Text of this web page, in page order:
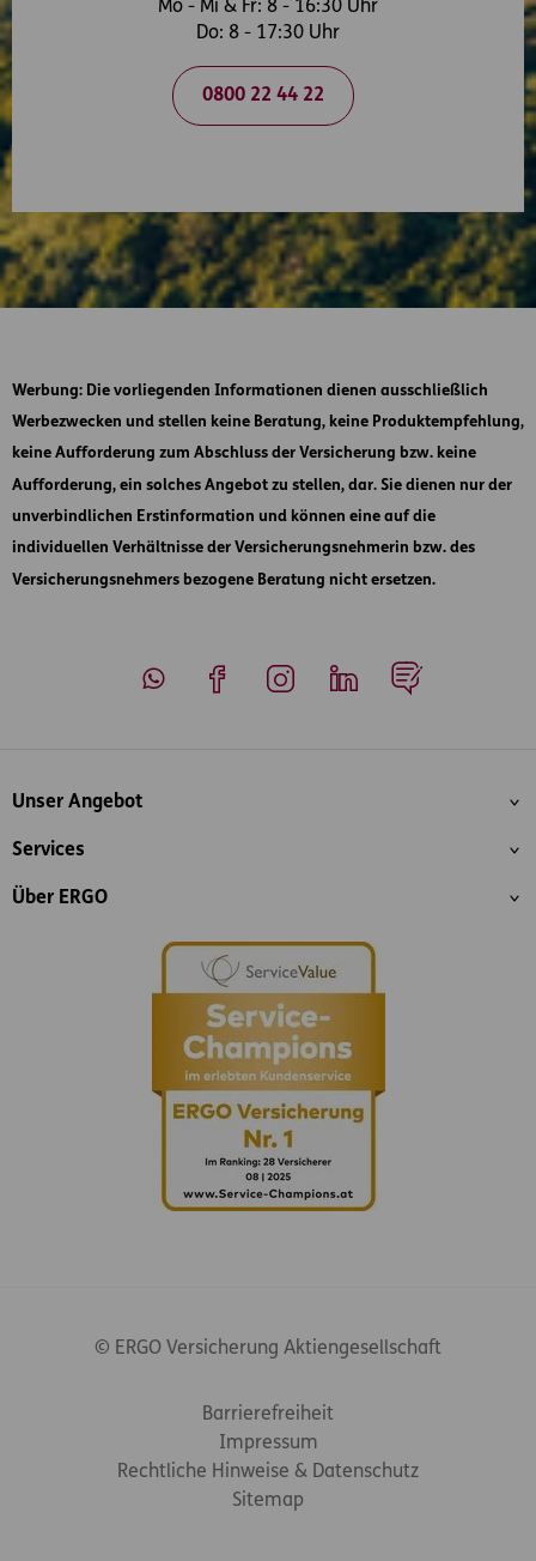
Mo - Mi & Fr: 8 - 16:30 Uhr
Do: 8 - 17:30 Uhr
0800 22 44 22
Werbung: Die vorliegenden Informationen dienen ausschließlich
Werbezwecken und stellen keine Beratung, keine Produktempfehlung,
keine Aufforderung zum Abschluss der Versicherung bzw. keine
Aufforderung, ein solches Angebot zu stellen, dar. Sie dienen nur der
unverbindlichen Erstinformation und können eine auf die
individuellen Verhältnisse der Versicherungsnehmerin bzw. des
Versicherungsnehmers bezogene Beratung nicht ersetzen.
Inhaltsübersicht
Unser Angebot
Services
Über ERGO
© ERGO Versicherung Aktiengesellschaft
Barrierefreiheit
Impressum
Rechtliche Hinweise & Datenschutz
Sitemap